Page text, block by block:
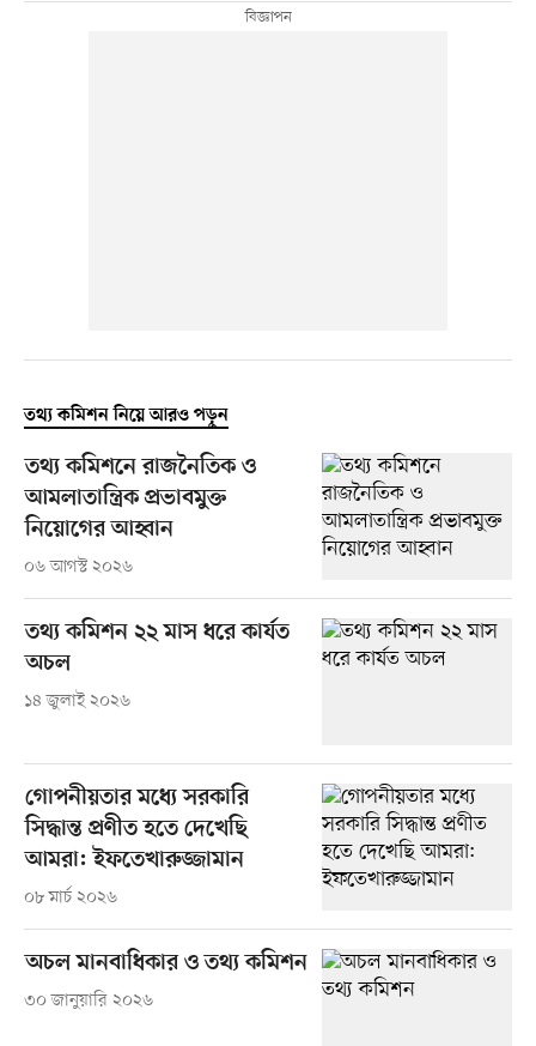
তথ্য কমিশন নিয়ে আরও পড়ুন
তথ্য কমিশনে রাজনৈতিক ও
আমলাতান্ত্রিক প্রভাবমুক্ত
নিয়োগের আহ্বান
০৬ আগস্ট ২০২৬
তথ্য কমিশন ২২ মাস ধরে কার্যত
অচল
১৪ জুলাই ২০২৬
গোপনীয়তার মধ্যে সরকারি
সিদ্ধান্ত প্রণীত হতে দেখেছি
আমরা: ইফতেখারুজ্জামান
০৮ মার্চ ২০২৬
অচল মানবাধিকার ও তথ্য কমিশন
৩০ জানুয়ারি ২০২৬